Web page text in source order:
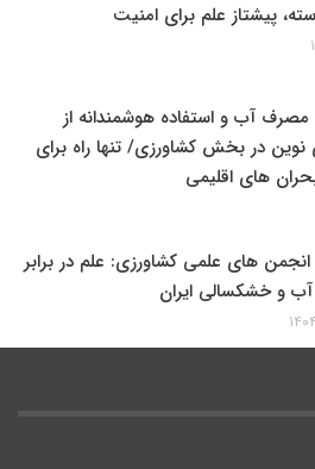
پیشتاز علم برای امنیت
مصرف آب و استفاده هوشمندانه از
نوین در بخش کشاورزی/ تنها راه برای
های اقلیمی
انجمن های علمی کشاورزی: علم در برابر
آب و خشکسالی ایران